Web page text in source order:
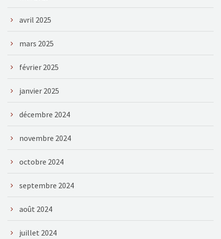
avril 2025
mars 2025
février 2025
janvier 2025
décembre 2024
novembre 2024
octobre 2024
septembre 2024
août 2024
juillet 2024